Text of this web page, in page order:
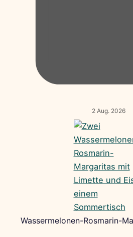
2 Aug. 2026
Wassermelonen-Rosmarin-